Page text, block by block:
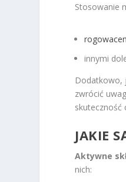
Stosowanie
innymi
Dodatkowo,
zwrócić
skuteczność
JAKIE
Aktywne
nich: